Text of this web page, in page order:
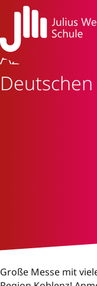
Azubispots
Deutschen
Große Messe mit